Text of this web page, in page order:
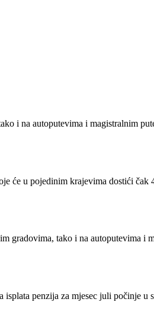
i na autoputevima i magistralnim
će u pojedinim krajevima dostići čak
gradovima, tako i na autoputevima i
penzija za mjesec juli počinje u